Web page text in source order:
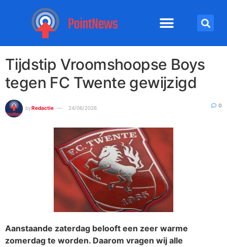
Tijdstip Vroomshoopse Boys
tegen FC Twente gewijzigd
byRedactie 24/06/2026 0
Aanstaande zaterdag belooft een zeer warme
zomerdag te worden. Daarom vragen wij alle